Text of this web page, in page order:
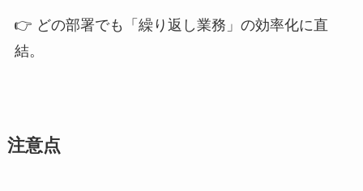
👉 どの部署でも「繰り返し業務」の効率化に直
結。
注意点